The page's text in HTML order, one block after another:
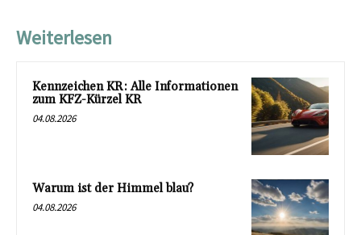
Weiterlesen
Kennzeichen KR: Alle Informationen
zum KFZ-Kürzel KR
04.08.2026
Warum ist der Himmel blau?
04.08.2026